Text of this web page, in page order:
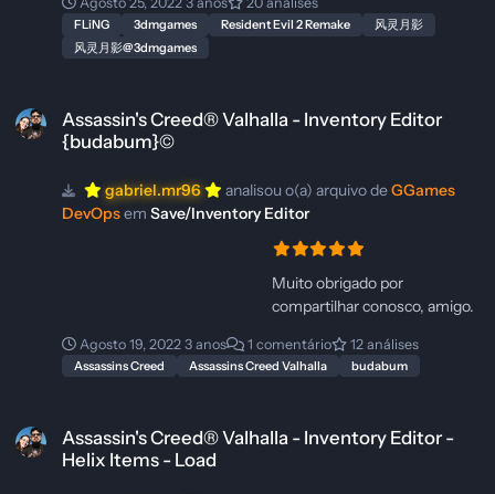
FLiNG 3dmgames Resident Evil 2 Remake
风灵月影
风灵月影@3dmgames
Assassin's Creed® Valhalla - Inventory Editor
{budabum}©
gabriel.mr96 analisou o(a) arquivo deGGames
DevOpsem Save/Inventory Editor
Muito obrigado por
compartilhar conosco, amigo.
Agosto 19, 2022 3 anos 1 comentário 12 análises
Assassins Creed Assassins Creed Valhalla budabum
Assassin's Creed® Valhalla - Inventory Editor -
Helix Items - Load